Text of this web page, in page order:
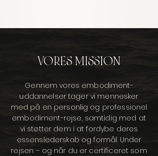
VORES MISSION
Gennem vores embodiment-
uddannelser tager vi mennesker
med på en personlig og professionel
embodiment-rejse, samtidig med at
vi støtter dem i at fordybe deres
essenslederskab og formål. Under
rejsen – og når du er certificeret som